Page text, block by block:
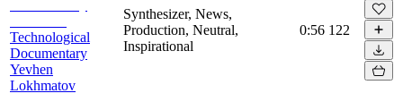
Technological
Documentary
Yevhen
Lokhmatov
Synthesizer, News,
Production, Neutral,
Inspirational
0:56 122